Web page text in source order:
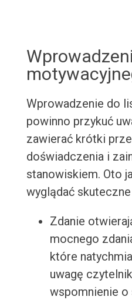
Wprowadzenie do
powinno przykuć
zawierać krótki
doświadczenia i
stanowiskiem. Oto
wyglądać
Zdanie
mocnego
które
uwagę
wspomnienie